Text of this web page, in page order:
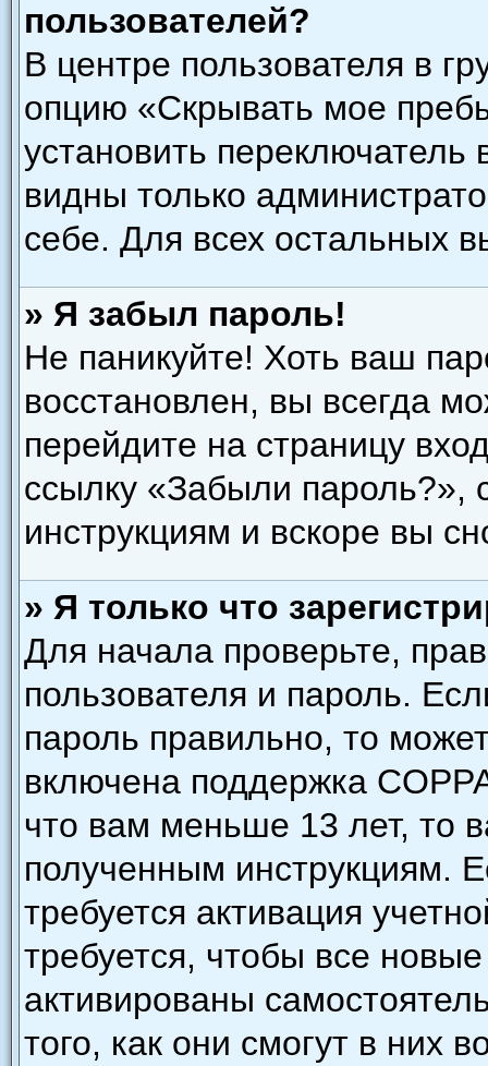
пользователей?
В центре пользователя в
опцию «Скрывать мое
установить
видны только
себе. Для всех остальных
» Я забыл пароль!
Не паникуйте! Хоть ваш
восстановлен, вы всегда
перейдите на страницу
ссылку «Забыли пароль?»,
инструкциям и вскоре вы
» Я только что
Для начала проверьте,
пользователя и пароль.
пароль правильно, то
включена поддержка
что вам меньше 13 лет, то
полученным инструкциям.
требуется активация
требуется, чтобы все
активированы
того, как они смогут в них